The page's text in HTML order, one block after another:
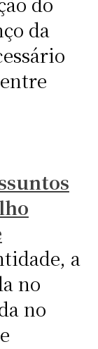
da
a
no
no